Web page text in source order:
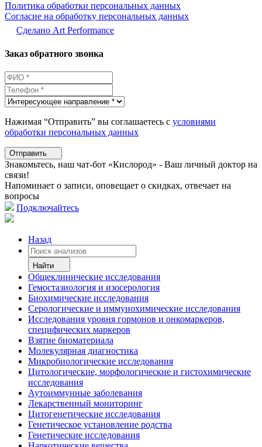
Политика обработки персональных данных
Согласие на обработку персональных данных
Сделано Аrt Performance
Заказ обратного звонка
Нажимая “Отправить” вы соглашаетесь с условиями
обработки персональных данных
Отправить
Знакомьтесь, наш чат-бот «Кислород» - Ваш личный доктор на
связи!
Напоминает о записи, оповещает о скидках, отвечает на
вопросы
Подключайтесь
Назад
Найти
Общеклинические исследования
Гемостазиология и изосерология
Биохимические исследования
Серологические и иммунохимические исследования
Исследования уровня гормонов и онкомаркеров,
специфических маркеров
Взятие биоматериала
Молекулярная диагностика
Микробиологические исследования
Цитологические, морфологические и гистохимические
исследования
Аутоиммунные заболевания
Лекарственный мониторинг
Цитогенетические исследования
Генетическое установление родства
Генетические исследования